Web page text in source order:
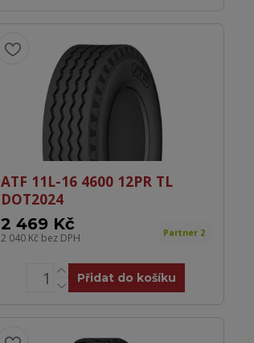
ATF 11L-16 4600 12PR TL
DOT2024
2 469 Kč
2 040 Kč bez DPH Partner 2
Přidat do košíku